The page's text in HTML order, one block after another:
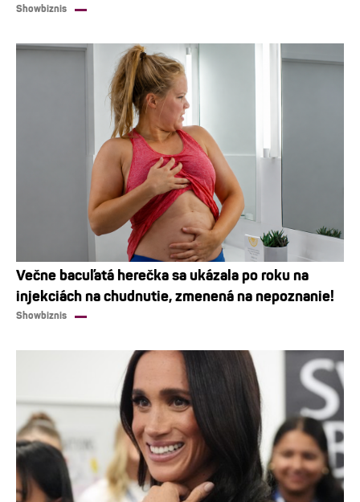
Showbiznis
Večne bacuľatá herečka sa ukázala po roku na
injekciách na chudnutie, zmenená na nepoznanie!
Showbiznis